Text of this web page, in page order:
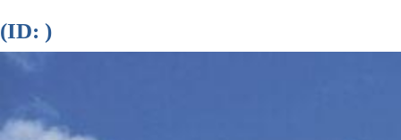
(ID: )